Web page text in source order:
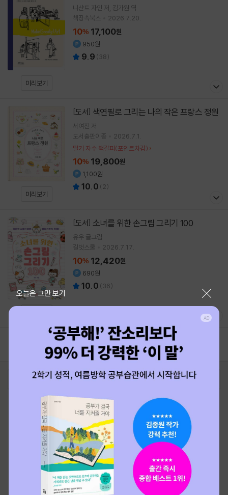
미리보기
니샨트 자인 저 김가원 역
책장속북스
2026.7.20.
10% 17,100원
950원
9.9 ( 38)
미리보기
[도서] 색연필로 그리는 나의 작은 프랑스 정원
서여진 저
도서출판이종
2026.7.1.
딸기 자수 책갈피(포인트차감)
10% 19,800원
1,100원
10.0 (2)
[도서] 소녀를 위한 손그림 그리기 100
유우 글그림
길벗스쿨
2026.7.17.
10% 12,420원
690원
10.0 ( 36)
오늘은 그만 보기
로그인 최근 본 상품 주문/배송
고객센터 1544-3800 티켓 1544-6399
중고샵 1566-4295
eBook 1:1문의/채팅상담
예스이십사(주) 사업자 정보
이용약관
개인정보처리방침
청소년보호정책
PC버전
회사소개
거래처관계자께
도서홍보
광고
Copyright © YES24 Corp. All Rights Reserved.